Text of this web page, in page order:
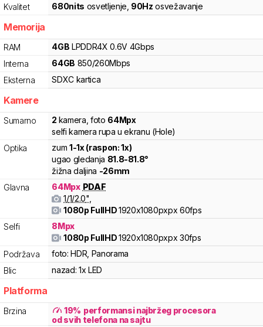
Kvalitet
680nits osvetljenje 90Hz osvežavanje
Memorija
RAM 4GB LPDDR4X 0.6V 4Gbps
Interna
64GB 850/260Mbps
Eksterna
SDXC kartica
Kamere
Sumarno 2 kamera foto 64Mpx
selfi kamera rupa u ekranu (Hole)
Optika
zum1-1x (raspon:1x)
ugao gledanja 81.8-81.8°
žižna daljina -26mm
Glavna
64Mpx PDAF
1/1/2.0"
1080p FullHD1920x1080pxpx60fps
Selfi
8Mpx
1080p FullHD1920x1080pxpx30fps
Podržava
foto: HDR, Panorama
Blic
nazad: 1x LED
Platforma
Brzina 19% performansi najbržeg procesora
od svih telefona na sajtu